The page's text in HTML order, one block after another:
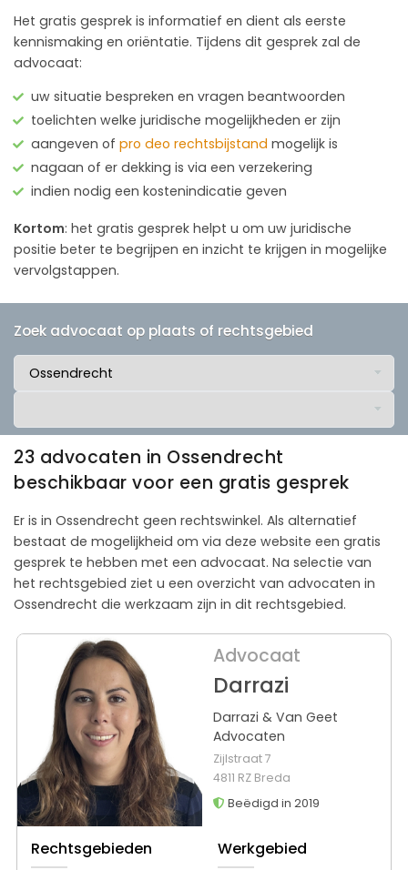
Het gratis gesprek is informatief en dient als eerste
kennismaking en oriëntatie. Tijdens dit gesprek zal de
advocaat:
uw situatie bespreken en vragen beantwoorden
toelichten welke juridische mogelijkheden er zijn
aangeven of pro deo rechtsbijstand mogelijk is
nagaan of er dekking is via een verzekering
indien nodig een kostenindicatie geven
Kortom: het gratis gesprek helpt u om uw juridische
positie beter te begrijpen en inzicht te krijgen in mogelijke
vervolgstappen.
Zoek advocaat op plaats of rechtsgebied
23 advocaten in Ossendrecht
beschikbaar voor een gratis gesprek
Er is in Ossendrecht geen rechtswinkel. Als alternatief
bestaat de mogelijkheid om via deze website een gratis
gesprek te hebben met een advocaat. Na selectie van
het rechtsgebied ziet u een overzicht van advocaten in
Ossendrecht die werkzaam zijn in dit rechtsgebied.
Advocaat
Darrazi
Darrazi & Van Geet
Advocaten
Zijlstraat 7
4811 RZ Breda
Beëdigd in 2019
Rechtsgebieden Werkgebied